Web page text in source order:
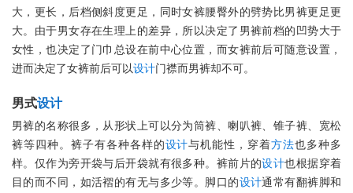
大，更长，后档侧斜度更足，同时女裤腰臀外的劈势比男裤更足更
大。由于男女存在生理上的差异，所以决定了男裤前档的凹势大于
女性，也决定了门巾总设在前中心位置，而女裤前后可随意设置，
进而决定了女裤前后可以设计门襟而男裤却不可。
男式设计
男裤的名称很多，从形状上可以分为筒裤、喇叭裤、锥子裤、宽松
裤等四种。裤子有各种各样的设计与机能性，穿着方法也多种多
样。仅作为旁开袋与后开袋就有很多种。裤前片的设计也根据穿着
目的而不同，如活褶的有无与多少等。脚口的设计通常有翻裤脚和